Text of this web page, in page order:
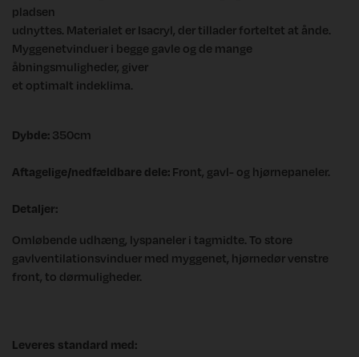
pladsen
udnyttes. Materialet er Isacryl, der tillader forteltet at ånde.
Myggenetvinduer i begge gavle og de mange
åbningsmuligheder, giver
et optimalt indeklima.
Dybde: 350cm
Aftagelige/nedfældbare dele: Front, gavl- og hjørnepaneler.
Detaljer:
Omløbende udhæng, lyspaneler i tagmidte. To store
gavlventilationsvinduer med myggenet, hjørnedør venstre
front, to dørmuligheder.
Leveres standard med: